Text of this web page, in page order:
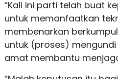
“Kali ini parti telah buat
untuk memanfaatkan
membenarkan
untuk (proses)
amat membantu